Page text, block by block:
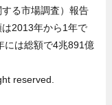
る市場調査）報告
2013年から1年で
には総額で4兆891億
reserved.